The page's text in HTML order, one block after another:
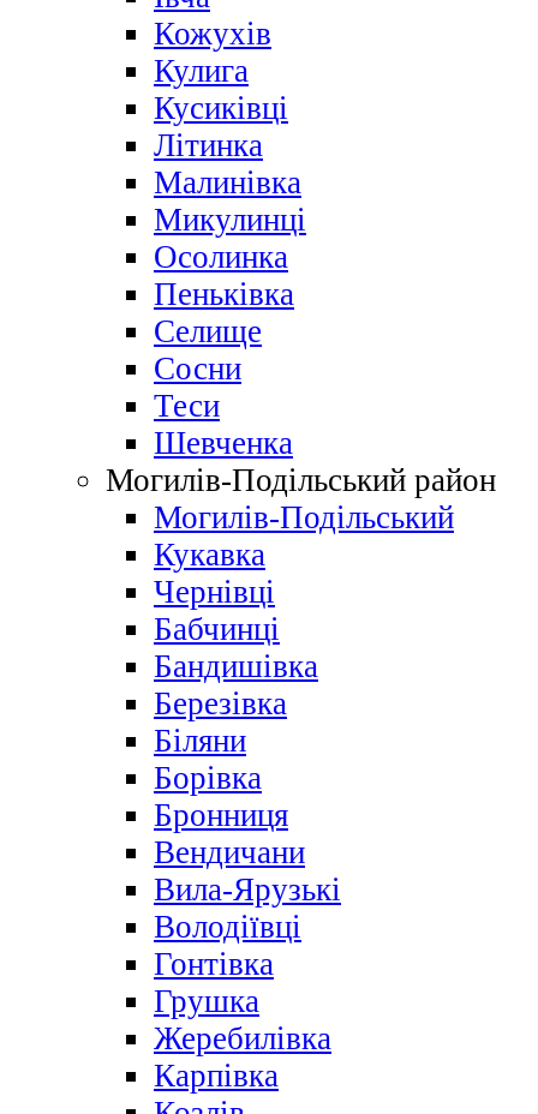
Кожухів
Кулига
Кусиківці
Літинка
Малинівка
Микулинці
Осолинка
Пеньківка
Селище
Сосни
Теси
Шевченка
Могилів-Подільський район
Могилів-Подільський
Кукавка
Чернівці
Бабчинці
Бандишівка
Березівка
Біляни
Борівка
Бронниця
Вендичани
Вила-Ярузькі
Володіївці
Гонтівка
Грушка
Жеребилівка
Карпівка